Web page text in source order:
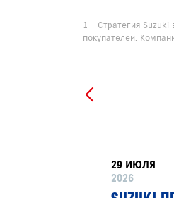
1 - Стратегия
покупателей.
29 ИЮЛЯ
2026